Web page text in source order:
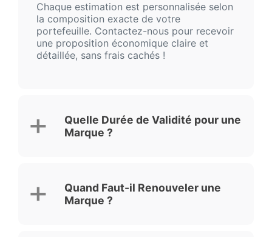
Chaque estimation est personnalisée selon
la composition exacte de votre
portefeuille. Contactez-nous pour recevoir
une proposition économique claire et
détaillée, sans frais cachés !
Quelle Durée de Validité pour une
Marque ?
Quand Faut-il Renouveler une
Marque ?